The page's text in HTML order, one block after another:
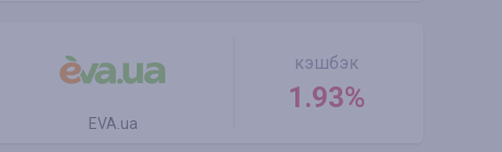
EVA.ua
кэшбэк
1.93%